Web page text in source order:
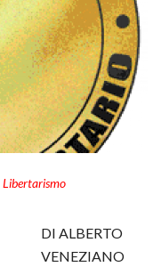
Libertarismo
DI ALBERTO
VENEZIANO